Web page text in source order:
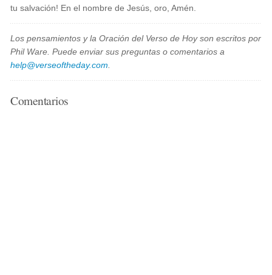
tu salvación! En el nombre de Jesús, oro, Amén.
Los pensamientos y la Oración del Verso de Hoy son escritos por
Phil Ware. Puede enviar sus preguntas o comentarios a
help@verseoftheday.com
Comentarios